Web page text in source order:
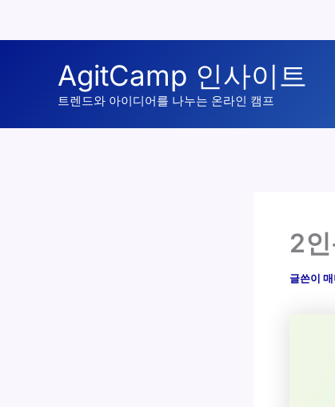
AgitCamp 인사이트
트렌드와 아이디어를 나누는 온라인 캠프
2
글쓴이